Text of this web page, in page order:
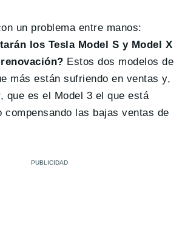
un problema entre manos:
los Tesla Model S y Model X
Estos dos modelos de
más están sufriendo en ventas y,
que es el Model 3 el que está
compensando las bajas ventas de